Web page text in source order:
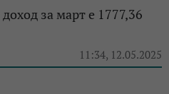
за март е 1777,36
11:34, 12.05.2025